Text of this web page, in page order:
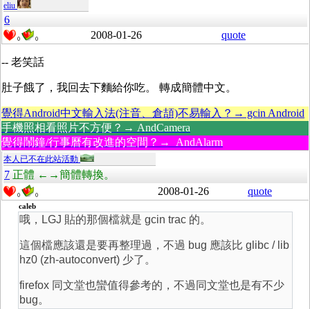
eliu
6
0 0 2008-01-26 quote
-- 老笑話
肚子餓了，我回去下麵給你吃。 轉成簡體中文。
覺得Android中文輸入法(注音、倉頡)不易輸入？→ gcin Android
手機照相看照片不方便？→ AndCamera
覺得鬧鐘/行事曆有改進的空間？→ AndAlarm
本人已不在此站活動
7 正體 ←→簡體轉換。
0 0 2008-01-26 quote
caleb
哦，LGJ 貼的那個檔就是 gcin trac 的。
這個檔應該還是要再整理過，不過 bug 應該比 glibc / lib
hz0 (zh-autoconvert) 少了。
firefox 同文堂也蠻值得參考的，不過同文堂也是有不少
bug。